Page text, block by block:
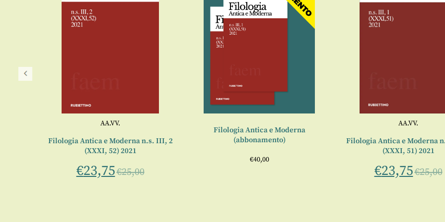
AA.VV.
Filologia Antica e Moderna n.s. III, 2
(XXXI, 52) 2021
€23,75€25,00
Filologia Antica e Moderna
(abbonamento)
€40,00
AA.VV.
Filologia Antica e Moderna
(XXXI, 51) 2021
€23,75€25,00